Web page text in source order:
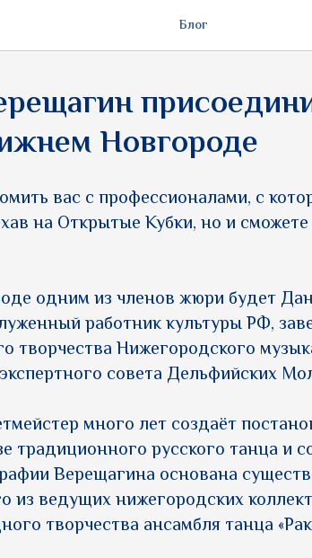
Блог
Новгороде
вас с профессионалами, с
на Открытые Кубки, но и
одним из членов жюри будет
работник культуры РФ,
творчества Нижегородского
совета Дельфийских
много лет создаёт
традиционного русского танца и
Верещагина основана
из ведущих нижегородских
творчества ансамбля танца